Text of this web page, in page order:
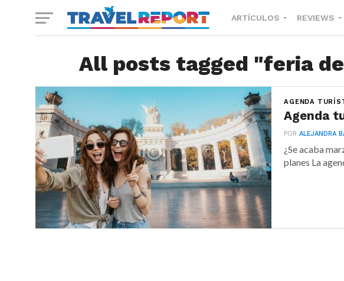
ARTÍCULOS REVIEWS
All posts tagged "feria
AGENDA
Agenda
PORALEJANDRA
¿Se acaba
planes La